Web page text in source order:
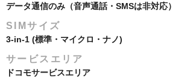
データ通信のみ（音声通話・SMSは非対応）
SIMサイズ
3-in-1 (標準・マイクロ・ナノ)
サービスエリア
ドコモサービスエリア